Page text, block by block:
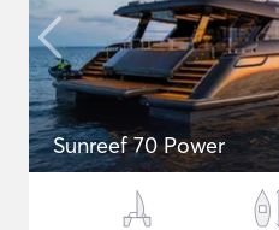
Sunreef 70 Power